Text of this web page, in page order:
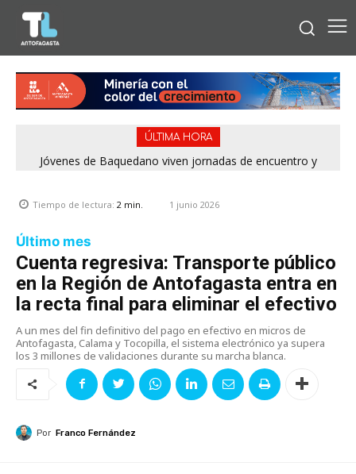
ÚLTIMA HORA
Jóvenes de Baquedano viven jornadas de encuentro y
Tiempo de lectura: 2 min. 1 junio 2026
Último mes
Cuenta regresiva: Transporte público
en la Región de Antofagasta entra en
la recta final para eliminar el efectivo
A un mes del fin definitivo del pago en efectivo en micros de
Antofagasta, Calama y Tocopilla, el sistema electrónico ya supera
los 3 millones de validaciones durante su marcha blanca.
Por Franco Fernández